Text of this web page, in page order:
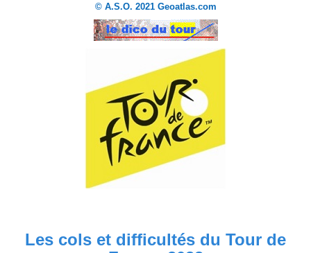
© A.S.O. 2021 Geoatlas.com
Les cols et difficultés du Tour de